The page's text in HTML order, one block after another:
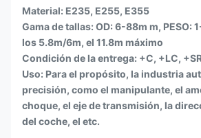
Material: E235, E255, E355
Gama de tallas: OD: 6-88m m, PESO:
los 5.8m/6m, el 11.8m máximo
Condición de la entrega: +C, +LC,
Uso: Para el propósito, la industria
precisión, como el manipulante, el
choque, el eje de transmisión, la
del coche, el etc.